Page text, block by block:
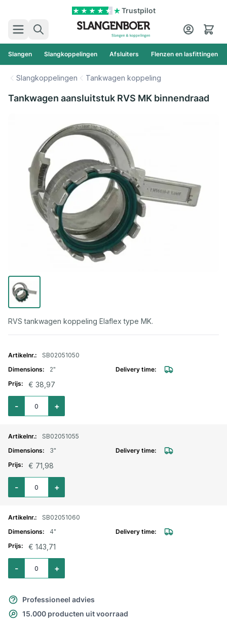
Trustpilot
Zoek
Cart
Slangen Slangkoppelingen Afsluiters Flenzen en lasfittingen
Slangkoppelingen Tankwagen koppeling
Tankwagen aansluitstuk RVS MK binnendraad
RVS tankwagen koppeling Elaflex type MK.
SB02051050
2"
€ 38,97
Aantal voor Tankwagen aansluitstuk RVS MK50 binnendraad 2"
+
-
SB02051055
3"
€ 71,98
Aantal voor Tankwagen aansluitstuk RVS MK80 binnendraad 3"
+
-
SB02051060
4"
€ 143,71
Aantal voor Tankwagen aansluitstuk RVS MK100 binnendraad 4"
+
-
Professioneel advies
15.000 producten uit voorraad